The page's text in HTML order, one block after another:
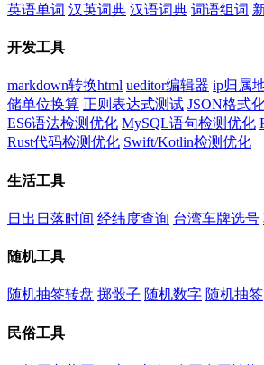
英语单词 汉英词典 汉语词典 词语组词
开发工具
markdown转换html ueditor编辑器 ip归属
储单位换算 正则表达式测试 JSON格式
ES6语法检测优化 MySQL语句检测优化
Rust代码检测优化 Swift/Kotlin检测优化
生活工具
日出日落时间 经纬度查询 台湾车牌选号
随机工具
随机抽签转盘 掷骰子 随机数字 随机抽签
民俗工具